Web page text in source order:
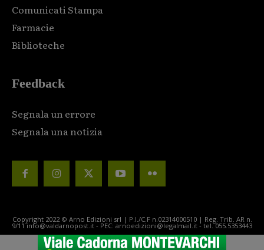
Comunicati Stampa
Farmacie
Biblioteche
Feedback
Segnala un errore
Segnala una notizia
Copyright 2022 © Arno Edizioni srl | P.I./C.F n.02314000510 | Reg. Trib. AR n.
9/11 info@valdarnopost.it - PEC: arnoedizioni@legalmail.it - tel. 055.5353443